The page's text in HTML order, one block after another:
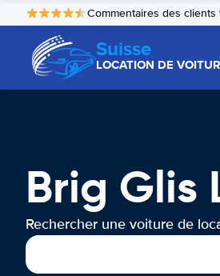
Commentaires des clients
Suisse
LOCATION DE
Brig Glis
Rechercher une voiture de